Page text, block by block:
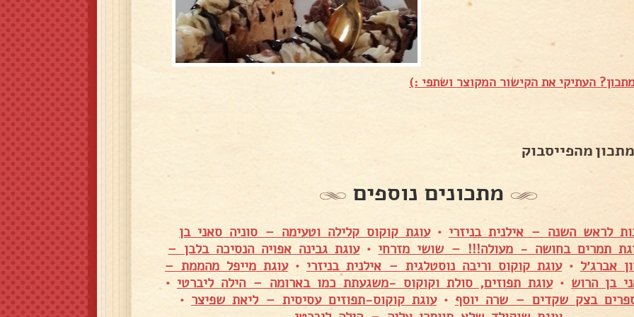
העתיקי את הקישור המקוצר ושתפי :)
מהפייסבוק
מתכונים נוספים
לראש השנה – אילנית בניזרי •עוגת קוקוס קלילה וטעימה – סוניה סאני בן
תמרים בחושה - מעולה!!! – שושי מזרחי •עוגת גבינה אפויה הנסיכה בלבן –
אברג׳ל •עוגת קוקוס וריבה נוסטלגית – אילנית בניזרי •עוגת מייפל מהממת –
בן הרוש •עוגת תפוזים, סולת וקוקוס -משגעתת כמו בארומה – הילה ליברטי •
בצק שקדים – שרה יוסף •עוגת קוקוס-תפוזים עסיסית – ליאת שפיצר •